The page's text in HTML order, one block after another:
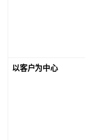
以客户为中心